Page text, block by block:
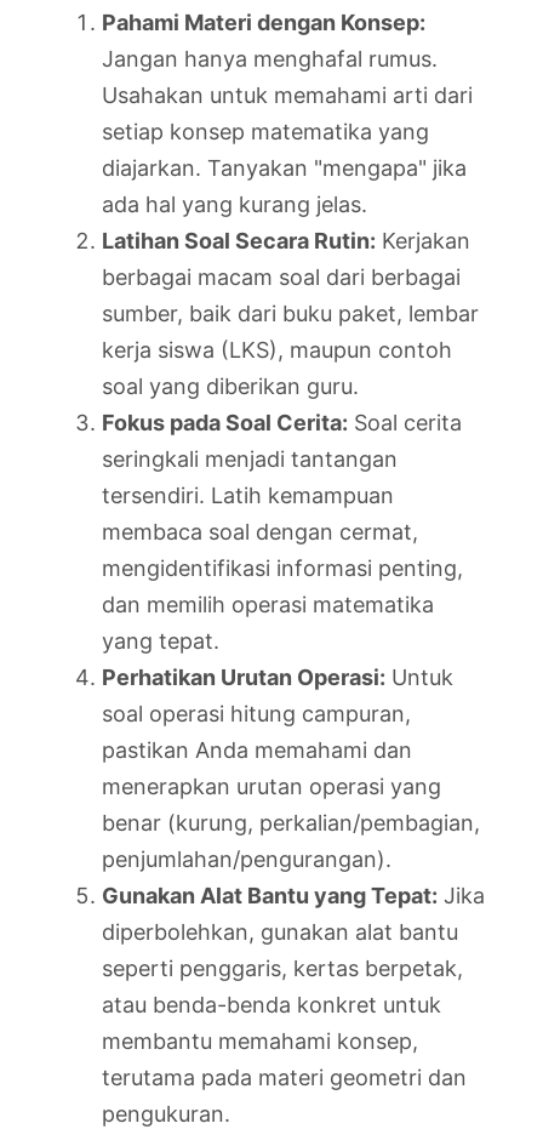
Pahami Materi dengan Konsep:
Jangan hanya menghafal rumus.
Usahakan untuk memahami arti dari
setiap konsep matematika yang
diajarkan. Tanyakan "mengapa" jika
ada hal yang kurang jelas.
Latihan Soal Secara Rutin: Kerjakan
berbagai macam soal dari berbagai
sumber, baik dari buku paket, lembar
kerja siswa (LKS), maupun contoh
soal yang diberikan guru.
Fokus pada Soal Cerita: Soal cerita
seringkali menjadi tantangan
tersendiri. Latih kemampuan
membaca soal dengan cermat,
mengidentifikasi informasi penting,
dan memilih operasi matematika
yang tepat.
Perhatikan Urutan Operasi: Untuk
soal operasi hitung campuran,
pastikan Anda memahami dan
menerapkan urutan operasi yang
benar (kurung, perkalian/pembagian,
penjumlahan/pengurangan).
Gunakan Alat Bantu yang Tepat: Jika
diperbolehkan, gunakan alat bantu
seperti penggaris, kertas berpetak,
atau benda-benda konkret untuk
membantu memahami konsep,
terutama pada materi geometri dan
pengukuran.